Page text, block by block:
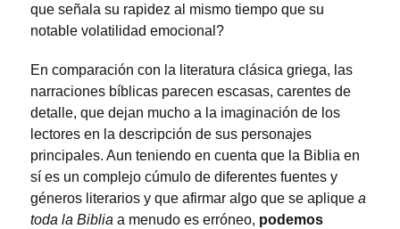
que señala su rapidez al mismo tiempo que su
notable volatilidad emocional?
En comparación con la literatura clásica griega, las
narraciones bíblicas parecen escasas, carentes de
detalle, que dejan mucho a la imaginación de los
lectores en la descripción de sus personajes
principales. Aun teniendo en cuenta que la Biblia en
sí es un complejo cúmulo de diferentes fuentes y
géneros literarios y que afirmar algo que se aplique a
toda la Biblia a menudo es erróneo, podemos